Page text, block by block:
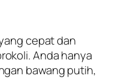
cepat dan
Anda hanya
bawang putih,